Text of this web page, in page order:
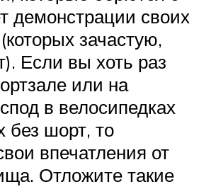
демонстрации своих
зачастую,
Если вы хоть раз
или на
в велосипедках
без шорт, то
впечатления от
Отложите такие